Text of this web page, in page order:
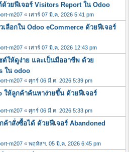
ด้วยฟีเจอร์ Visitors Report ใน Odoo
m207 « เสาร์ 07 มี.ค. 2026 5:41 pm
ลือกใน Odoo eCommerce ด้วยฟีเจอร์
m207 « เสาร์ 07 มี.ค. 2026 12:43 pm
ต์ให้ดูง่าย และเป็นมืออาชีพ ด้วย
ใน odoo
m207 « ศุกร์ 06 มี.ค. 2026 5:39 pm
ให้ลูกค้าค้นหาง่ายขึ้น ด้วยฟีเจอร์
m207 « ศุกร์ 06 มี.ค. 2026 5:33 pm
าสั่งซื้อได้ ด้วยฟีเจอร์ Abandoned
m207 « พฤหัสฯ. 05 มี.ค. 2026 6:45 pm